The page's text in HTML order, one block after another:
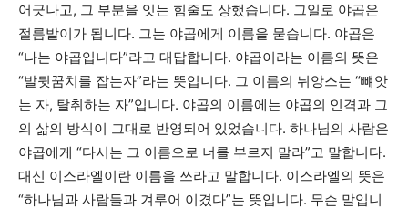
어긋나고, 그 부분을 잇는 힘줄도 상했습니다. 그일로 야곱은
절름발이가 됩니다. 그는 야곱에게 이름을 묻습니다. 야곱은
“나는 야곱입니다”라고 대답합니다. 야곱이라는 이름의 뜻은
“발뒷꿈치를 잡는자”라는 뜻입니다. 그 이름의 뉘앙스는 “뺴앗
는 자, 탈취하는 자”입니다. 야곱의 이름에는 야곱의 인격과 그
의 삶의 방식이 그대로 반영되어 있었습니다. 하나님의 사람은
야곱에게 “다시는 그 이름으로 너를 부르지 말라”고 말합니다.
대신 이스라엘이란 이름을 쓰라고 말합니다. 이스라엘의 뜻은
“하나님과 사람들과 겨루어 이겼다”는 뜻입니다. 무슨 말입니